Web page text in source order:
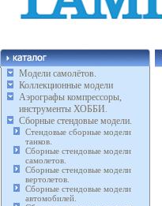
Модели самолётов.
Коллекционные модели
Аэрографы компрессоры,
инструменты ХОББИ.
Сборные стендовые модели.
Стендовые сборные модели
танков.
Сборные стендовые модели
самолетов.
Сборные стендовые модели
вертолетов.
Сборные стендовые модели
автомобилей.